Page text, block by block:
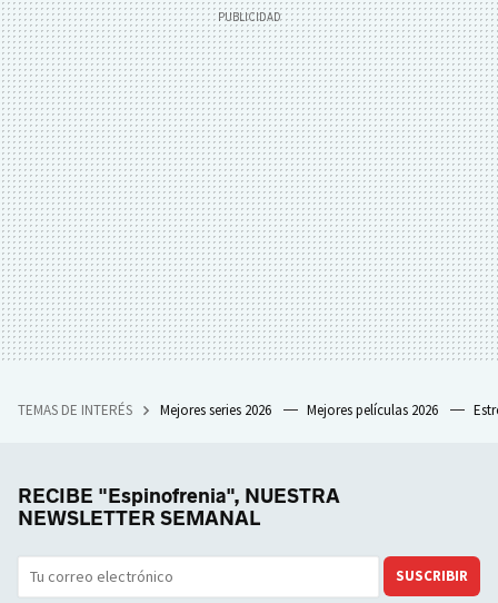
TEMAS DE INTERÉS Mejores series 2026 Mejores películas 2026
RECIBE "Espinofrenia", NUESTRA
NEWSLETTER SEMANAL
SUSCRIBIR